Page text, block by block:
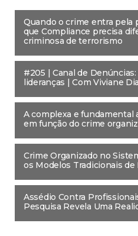
Quando o crime entra pela
que Compliance precisa
criminosa de terrorismo
#205 | Canal de
lideranças | Com Viviane
A complexa e fundamental
em função do crime
Crime Organizado no
os Modelos Tradicionais
Assédio Contra
Pesquisa Revela Uma